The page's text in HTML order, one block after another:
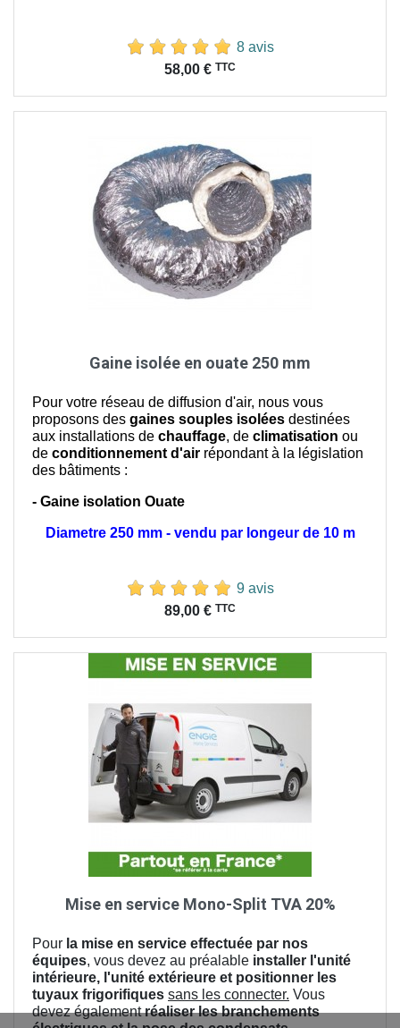
8 avis
58,00 € TTC
Gaine isolée en ouate 250 mm
Pour votre réseau de diffusion d'air, nous vous
proposons des gaines souples isolées destinées
aux installations de chauffage, de climatisation ou
de conditionnement d'air répondant à la législation
des bâtiments :
- Gaine isolation Ouate
Diametre 250 mm - vendu par longeur de 10 m
9 avis
89,00 € TTC
Mise en service Mono-Split TVA 20%
Pour la mise en service effectuée par nos
équipes, vous devez au préalable installer l'unité
intérieure, l'unité extérieure et positionner les
tuyaux frigorifiques sans les connecter. Vous
devez égalementréaliser les branchements